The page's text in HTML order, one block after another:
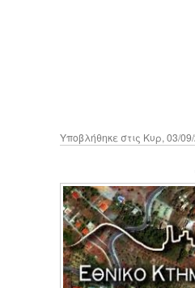
Υποβλήθηκε στις Κυρ, 03/